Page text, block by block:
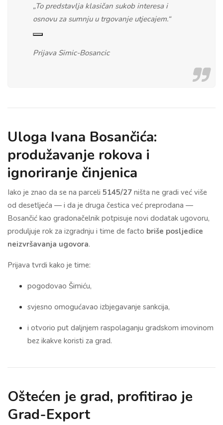
„To predstavlja klasičan sukob interesa i
osnovu za sumnju u trgovanje utjecajem.“
Prijava Simic-Bosancic
Uloga Ivana Bosančića:
produžavanje rokova i
ignoriranje činjenica
Iako je znao da se na parceli 5145/27 ništa ne gradi već više
od desetljeća — i da je druga čestica već preprodana —
Bosančić kao gradonačelnik potpisuje novi dodatak ugovoru,
produljuje rok za izgradnju i time de facto briše posljedice
neizvršavanja ugovora.
Prijava tvrdi kako je time:
pogodovao Šimiću,
svjesno omogućavao izbjegavanje sankcija,
i otvorio put daljnjem raspolaganju gradskom imovinom
bez ikakve koristi za grad.
Oštećen je grad, profitirao je
Grad-Export